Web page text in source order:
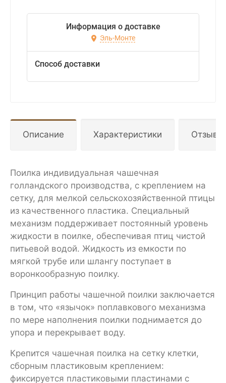
Информация о доставке
Эль-Монте
Способ доставки
Описание Характеристики
Поилка индивидуальная чашечная
голландского производства, с креплением на
сетку, для мелкой сельскохозяйственной птицы
из качественного пластика. Специальный
механизм поддерживает постоянный уровень
жидкости в поилке, обеспечивая птиц чистой
питьевой водой. Жидкость из емкости по
мягкой трубе или шлангу поступает в
воронкообразную поилку.
Принцип работы чашечной поилки заключается
в том, что «язычок» поплавкового механизма
по мере наполнения поилки поднимается до
упора и перекрывает воду.
Крепится чашечная поилка на сетку клетки,
сборным пластиковым креплением:
фиксируется пластиковыми пластинами с